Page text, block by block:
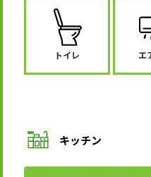
トイレ エ
キッチン